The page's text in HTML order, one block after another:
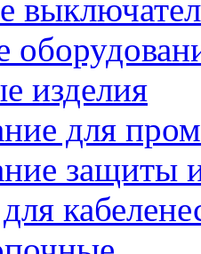
изделия
для
защиты